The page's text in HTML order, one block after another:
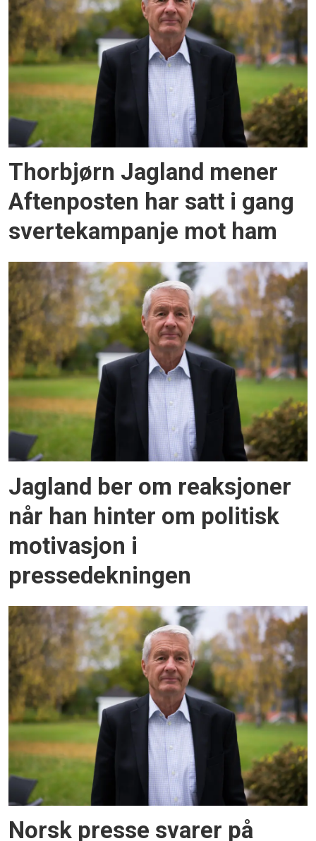
Thorbjørn Jagland mener
Aftenposten har satt i gang
svertekampanje mot ham
Jagland ber om reaksjoner
når han hinter om politisk
motivasjon i
pressedekningen
Norsk presse svarer på